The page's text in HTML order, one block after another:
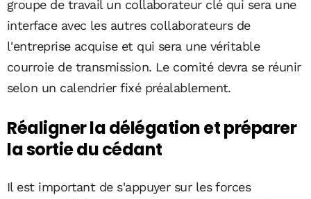
groupe de travail un collaborateur clé qui sera une
interface avec les autres collaborateurs de
l'entreprise acquise et qui sera une véritable
courroie de transmission. Le comité devra se réunir
selon un calendrier fixé préalablement.
Réaligner la délégation et préparer
la sortie du cédant
Il est important de s'appuyer sur les forces